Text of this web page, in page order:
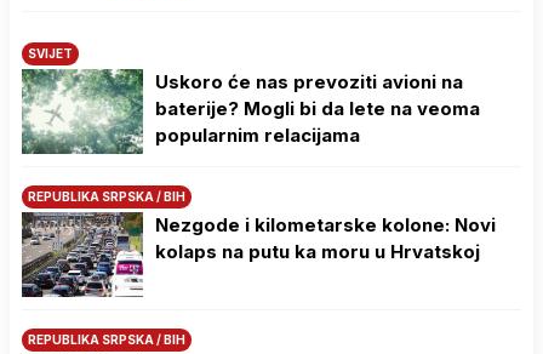
SVIJET
Uskoro će nas prevoziti avioni na
baterije? Mogli bi da lete na veoma
popularnim relacijama
REPUBLIKA SRPSKA / BIH
Nezgode i kilometarske kolone: Novi
kolaps na putu ka moru u Hrvatskoj
REPUBLIKA SRPSKA / BIH